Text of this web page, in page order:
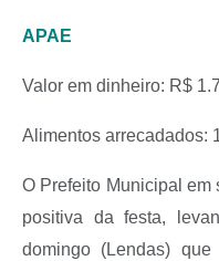
APAE
Valor em dinheiro: R$
Alimentos arrecadados:
O Prefeito Municipal em
positiva da festa,
domingo (Lendas)